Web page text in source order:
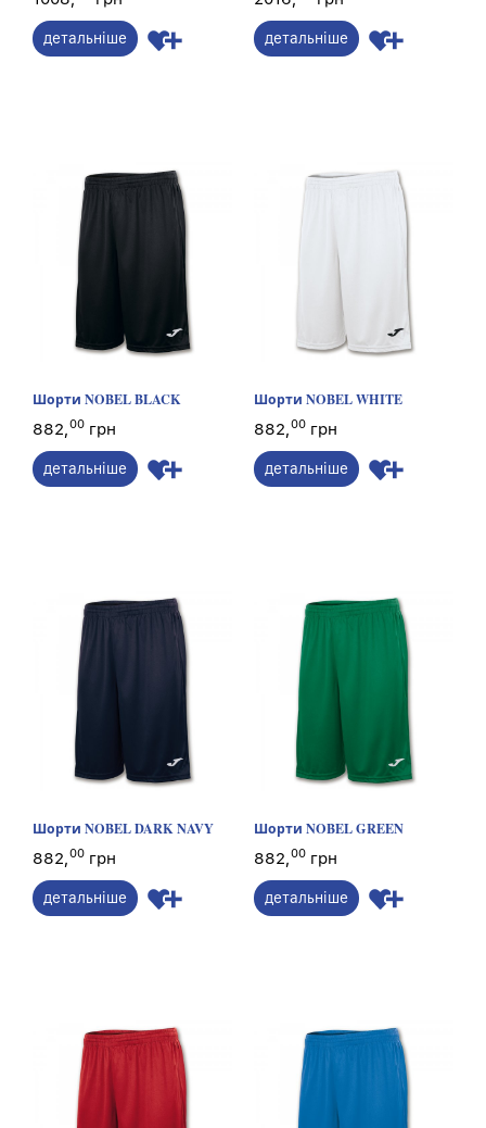
детальніше детальніше
Шорти NOBEL BLACK
882,00 грн
детальніше
Шорти NOBEL WHITE
882,00 грн
детальніше
Шорти NOBEL DARK NAVY
882,00 грн
детальніше
Шорти NOBEL GREEN
882,00 грн
детальніше